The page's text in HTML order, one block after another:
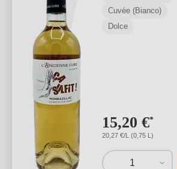
Cuvée (Bianco)
Dolce
15,20 €*
20,27 €/L (0,75 L)
1